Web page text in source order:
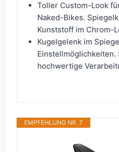
Toller Custom-Look
Naked-Bikes.
Kunststoff im Chrom-
Kugelgelenk im
Einstellmöglichkeiten.
hochwertige
EMPFEHLUNG NR. 7